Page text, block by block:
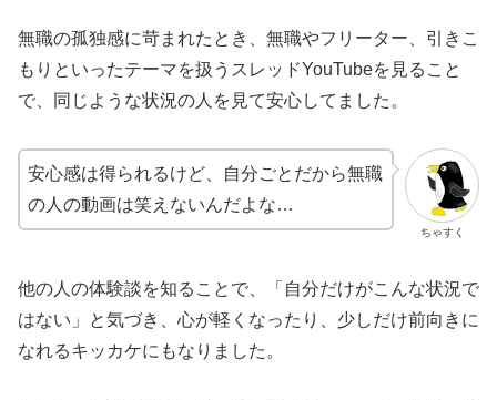
無職の孤独感に苛まれたとき、無職やフリーター、引きこ
もりといったテーマを扱うスレッドYouTubeを見ること
で、同じような状況の人を見て安心してました。
ちゃすく
安心感は得られるけど、自分ごとだから無職
の人の動画は笑えないんだよな…
他の人の体験談を知ることで、「自分だけがこんな状況で
はない」と気づき、心が軽くなったり、少しだけ前向きに
なれるキッカケにもなりました。